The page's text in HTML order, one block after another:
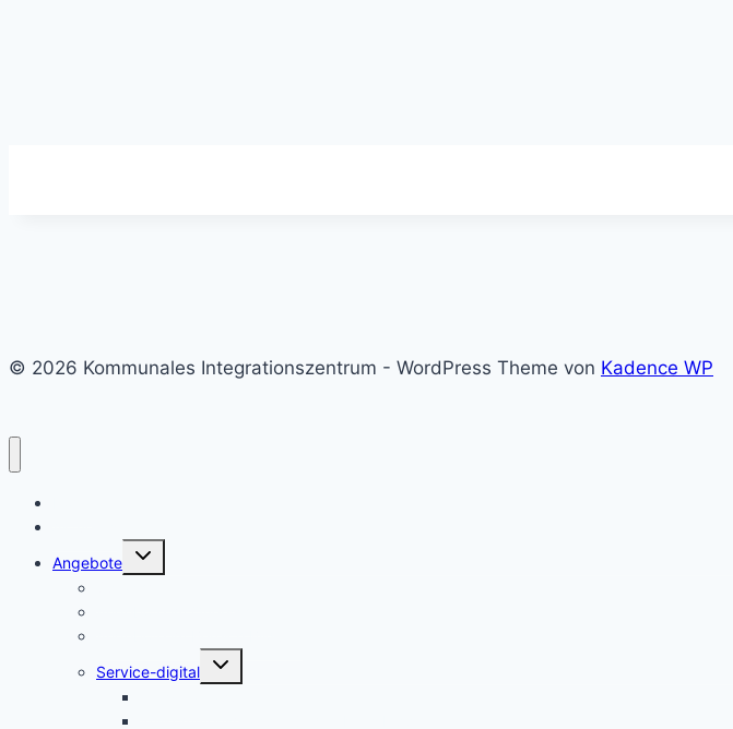
© 2026 Kommunales Integrationszentrum - WordPress Theme von Kadence WP
Angebote
Untermenü
Service-digital
Untermenü